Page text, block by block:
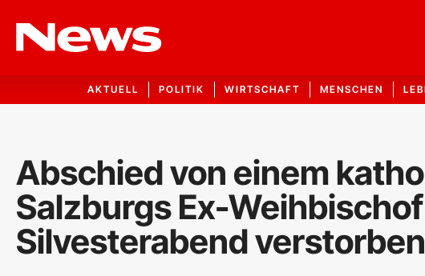
AKTUELL POLITIK WIRTSCHAFT MENSCHEN
Abschied von einem
Salzburgs Ex-
Silvesterabend verstorben